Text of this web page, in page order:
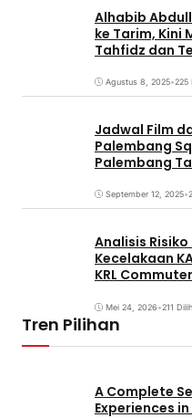
Alhabib
ke Tarim, Kini
Tahfidz dan
Agustus 8, 2025•225
Jadwal Film
Palembang
Palembang
September 12, 2025•
Analisis
Kecelakaan
KRL
Mei 24, 2026•211
Tren Pilihan
A Complete
Experiences in